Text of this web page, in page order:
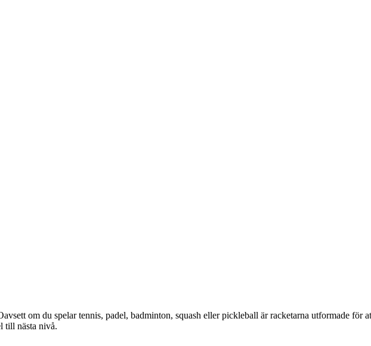
om du spelar tennis, padel, badminton, squash eller pickleball är racketarna utformade för
till nästa nivå.